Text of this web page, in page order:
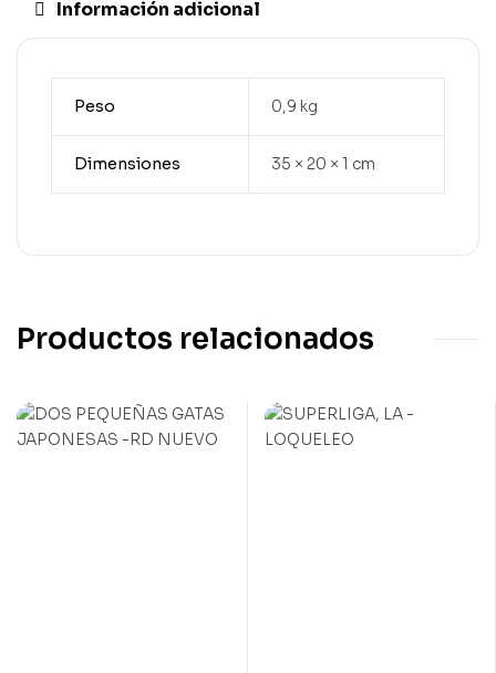
Información adicional
Peso 0,9 kg
Dimensiones 35 × 20 × 1 cm
Productos relacionados